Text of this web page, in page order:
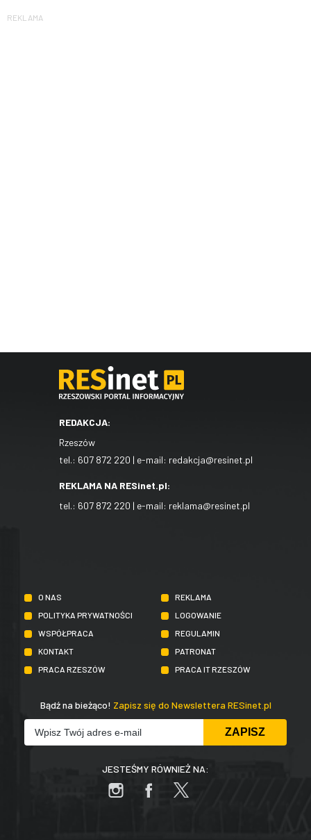
REKLAMA
REDAKCJA:
Rzeszów
tel.: 607 872 220 | e-mail: redakcja@resinet.pl
REKLAMA NA RESinet.pl:
tel.: 607 872 220 | e-mail: reklama@resinet.pl
O NAS
REKLAMA
POLITYKA PRYWATNOŚCI
LOGOWANIE
WSPÓŁPRACA
REGULAMIN
KONTAKT
PATRONAT
PRACA RZESZÓW
PRACA IT RZESZÓW
Bądź na bieżąco! Zapisz się do Newslettera RESinet.pl
JESTEŚMY RÓWNIEŻ NA: